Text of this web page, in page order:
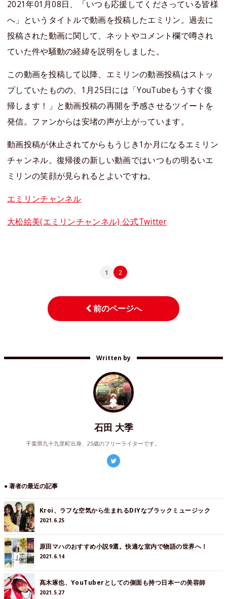
2021年01月08日、「いつも応援してくださっている皆様
へ」というタイトルで動画を投稿したエミリン。過去に
投稿された動画に関して、ネットやコメント欄で噂され
ていた件や騒動の経緯を説明をしました。
この動画を投稿して以降、エミリンの動画投稿はストッ
プしていたものの、1月25日には「YouTubeもうすぐ復
帰します！」と動画投稿の再開を予感させるツイートを
発信。ファンからは安堵の声が上がっています。
動画投稿が休止されてからもうじき1か月になるエミリン
チャンネル。復帰後の新しい動画ではいつもの明るいエ
ミリンの笑顔が見られるとよいですね。
エミリンチャンネル
大松絵美(エミリンチャンネル) 公式Twitter
1 2
前のページへ
Written by
石田 大季
千葉県九十九里町出身、25歳のフリーライターです。
● 著者の最近の記事
Kroi、ラフな空気から生まれるDIYなブラックミュージック
2021.6.25
原田マハのおすすめ小説9選。快適な室内で物語の世界へ！
2021.6.14
髙木琢也、YouTuberとしての側面も持つ日本一の美容師
2021.5.27